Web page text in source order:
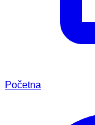
Početna